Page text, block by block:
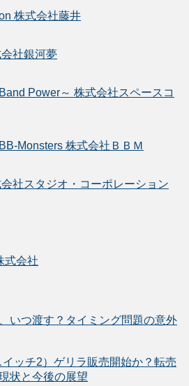
株式会社藤井
社銀河夢
Power～ 株式会社スペースコ
Monsters 株式会社ＢＢＭ
社スタジオ・コーポレーション
会社
いつ渡す？タイミング問題の意外
イッチ2）ゲリラ販売開始か？転売
状と今後の展望